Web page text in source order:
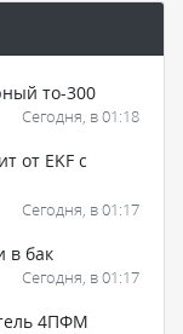
то-300
Сегодня, в 01:18
от EKF с
Сегодня, в 01:17
в бак
Сегодня, в 01:17
4ПФМ